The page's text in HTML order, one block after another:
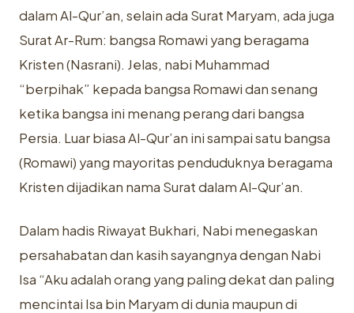
dalam Al-Qur’an, selain ada Surat Maryam, ada juga
Surat Ar-Rum: bangsa Romawi yang beragama
Kristen (Nasrani). Jelas, nabi Muhammad
“berpihak” kepada bangsa Romawi dan senang
ketika bangsa ini menang perang dari bangsa
Persia. Luar biasa Al-Qur’an ini sampai satu bangsa
(Romawi) yang mayoritas penduduknya beragama
Kristen dijadikan nama Surat dalam Al-Qur’an.
Dalam hadis Riwayat Bukhari, Nabi menegaskan
persahabatan dan kasih sayangnya dengan Nabi
Isa “Aku adalah orang yang paling dekat dan paling
mencintai Isa bin Maryam di dunia maupun di